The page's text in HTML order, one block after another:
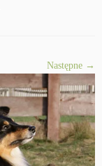
Następne →